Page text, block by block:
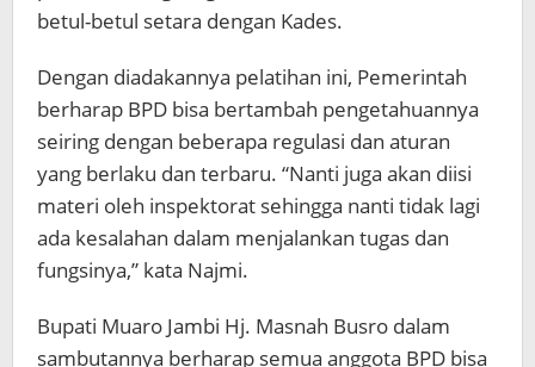
betul-betul setara dengan Kades.
Dengan diadakannya pelatihan ini, Pemerintah
berharap BPD bisa bertambah pengetahuannya
seiring dengan beberapa regulasi dan aturan
yang berlaku dan terbaru. “Nanti juga akan diisi
materi oleh inspektorat sehingga nanti tidak lagi
ada kesalahan dalam menjalankan tugas dan
fungsinya,” kata Najmi.
Bupati Muaro Jambi Hj. Masnah Busro dalam
sambutannya berharap semua anggota BPD bisa